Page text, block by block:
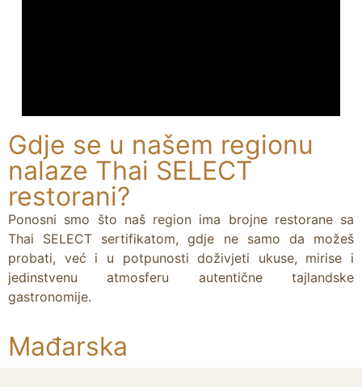
Gdje se u našem regionu
nalaze Thai SELECT
restorani?
Ponosni smo što naš region ima brojne restorane sa
Thai SELECT sertifikatom, gdje ne samo da možeš
probati, već i u potpunosti doživjeti ukuse, mirise i
jedinstvenu atmosferu autentične tajlandske
gastronomije.
Mađarska